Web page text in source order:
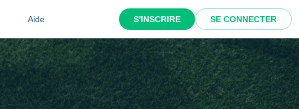
Aide S'INSCRIRE SE CONNECTER